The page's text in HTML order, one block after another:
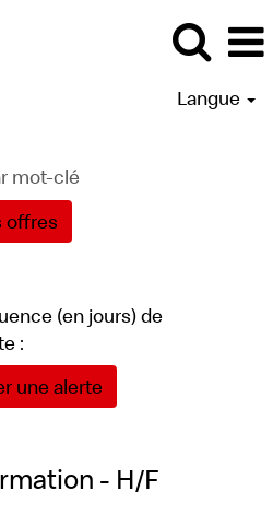
Langue
(en jours) de
:
une alerte
- H/F